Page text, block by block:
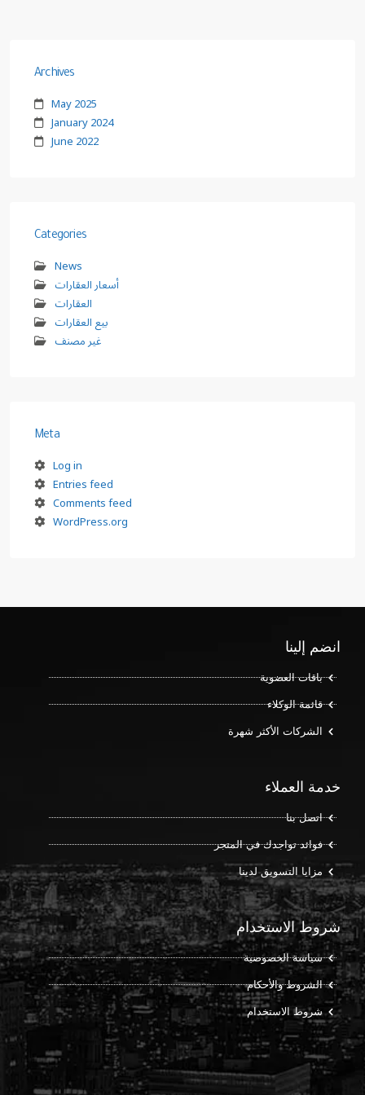
Archives
May 2025
January 2024
June 2022
Categories
News
أسعار العقارات
العقارات
بيع العقارات
غير مصنف
Meta
Log in
Entries feed
Comments feed
WordPress.org
انضم إلينا
باقات العضوية
قائمة الوكلاء
الشركات الأكثر شهرة
خدمة العملاء
اتصل بنا
فوائد تواجدك في المتجر
مزايا التسويق لدينا
شروط الاستخدام
سياسة الخصوصية
الشروط والأحكام
شروط الاستخدام